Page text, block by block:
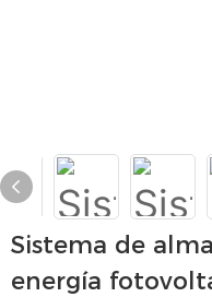
Sistema de
energía